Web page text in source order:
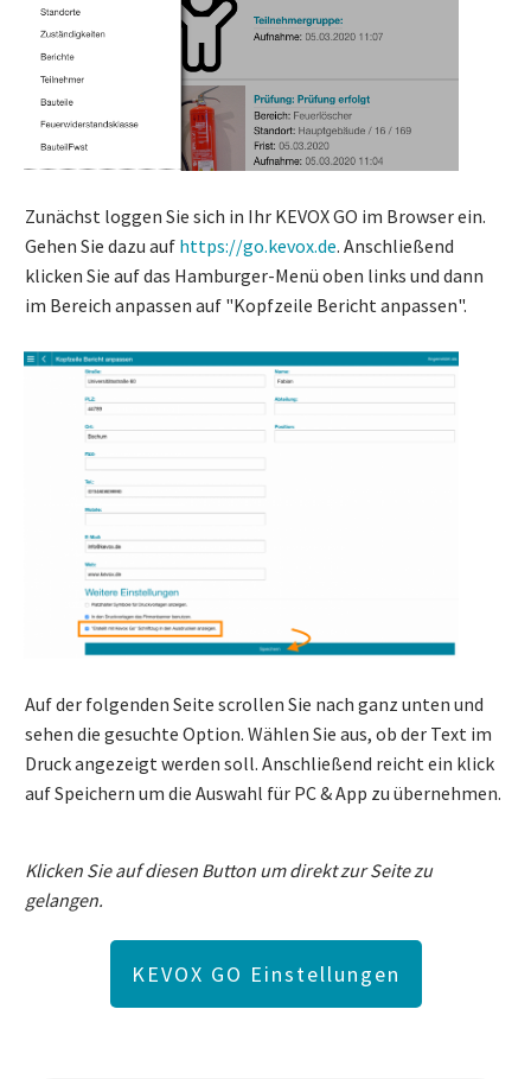
Zunächst loggen Sie sich in Ihr KEVOX GO im Browser ein.
Gehen Sie dazu auf https://go.kevox.de. Anschließend
klicken Sie auf das Hamburger-Menü oben links und dann
im Bereich anpassen auf "Kopfzeile Bericht anpassen".
Auf der folgenden Seite scrollen Sie nach ganz unten und
sehen die gesuchte Option. Wählen Sie aus, ob der Text im
Druck angezeigt werden soll. Anschließend reicht ein klick
auf Speichern um die Auswahl für PC & App zu übernehmen.
Klicken Sie auf diesen Button um direkt zur Seite zu
gelangen.
KEVOX GO Einstellungen